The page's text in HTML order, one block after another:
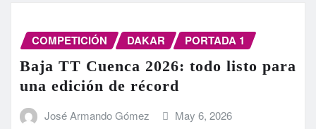
COMPETICIÓN DAKAR PORTADA 1
Baja TT Cuenca 2026: todo listo para
una edición de récord
José Armando Gómez May 6, 2026